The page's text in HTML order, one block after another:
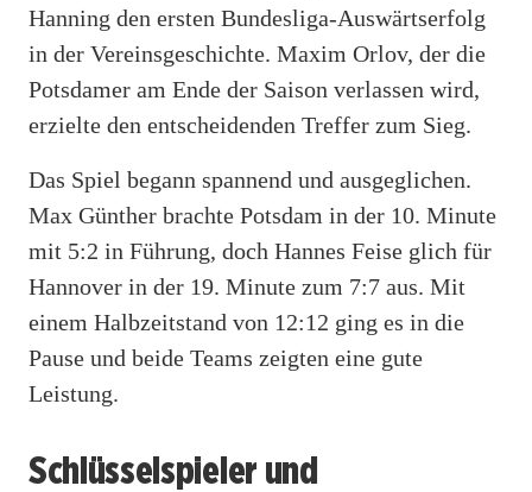
Hanning den ersten Bundesliga-Auswärtserfolg
in der Vereinsgeschichte. Maxim Orlov, der die
Potsdamer am Ende der Saison verlassen wird,
erzielte den entscheidenden Treffer zum Sieg.
Das Spiel begann spannend und ausgeglichen.
Max Günther brachte Potsdam in der 10. Minute
mit 5:2 in Führung, doch Hannes Feise glich für
Hannover in der 19. Minute zum 7:7 aus. Mit
einem Halbzeitstand von 12:12 ging es in die
Pause und beide Teams zeigten eine gute
Leistung.
Schlüsselspieler und